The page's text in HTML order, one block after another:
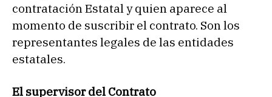
contratación Estatal y quien aparece al
momento de suscribir el contrato. Son los
representantes legales de las entidades
estatales.
El supervisor del Contrato